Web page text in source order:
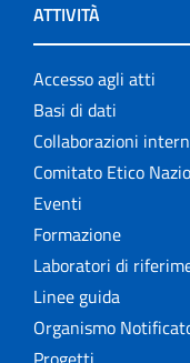
ATTIVITÀ
Accesso agli atti
Basi di dati
Collaborazioni
Comitato Etico
Eventi
Formazione
Laboratori di
Linee guida
Organismo